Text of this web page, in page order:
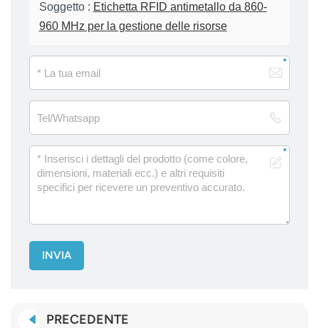
Soggetto : Etichetta RFID antimetallo da 860-
960 MHz per la gestione delle risorse
INVIA
PRECEDENTE